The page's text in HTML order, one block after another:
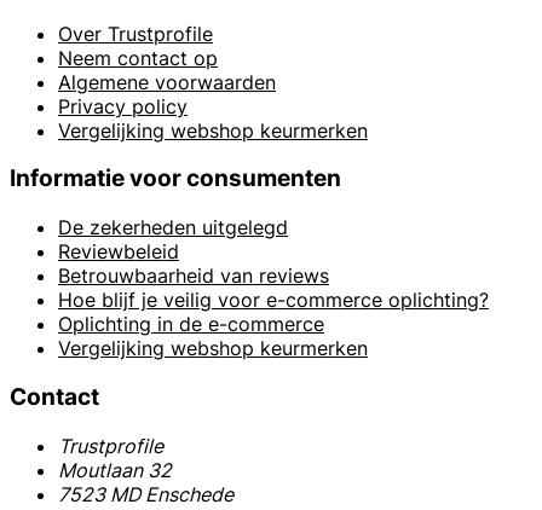
Over Trustprofile
Neem contact op
Algemene voorwaarden
Privacy policy
Vergelijking webshop keurmerken
Informatie voor consumenten
De zekerheden uitgelegd
Reviewbeleid
Betrouwbaarheid van reviews
Hoe blijf je veilig voor e-commerce oplichting?
Oplichting in de e-commerce
Vergelijking webshop keurmerken
Contact
Trustprofile
Moutlaan 32
7523 MD Enschede